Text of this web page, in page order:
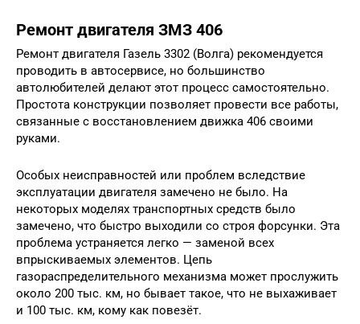
Ремонт двигателя ЗМЗ 406
Ремонт двигателя Газель 3302 (Волга) рекомендуется
проводить в автосервисе, но большинство
автолюбителей делают этот процесс самостоятельно.
Простота конструкции позволяет провести все работы,
связанные с восстановлением движка 406 своими
руками.
Особых неисправностей или проблем вследствие
эксплуатации двигателя замечено не было. На
некоторых моделях транспортных средств было
замечено, что быстро выходили со строя форсунки. Эта
проблема устраняется легко — заменой всех
впрыскиваемых элементов. Цепь
газораспределительного механизма может прослужить
около 200 тыс. км, но бывает такое, что не выхаживает
и 100 тыс. км, кому как повезёт.